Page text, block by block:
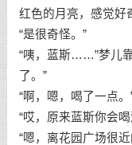
红色的月亮，感觉好
“是很奇怪。”
“咦，蓝斯……”梦儿
了。”
“啊，嗯，喝了一点。
“哎，原来蓝斯你会喝
“嗯，离花园广场很